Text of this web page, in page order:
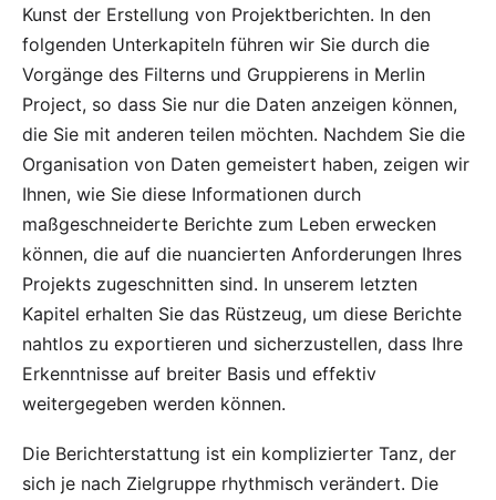
Kunst der Erstellung von Projektberichten. In den
folgenden Unterkapiteln führen wir Sie durch die
Vorgänge des Filterns und Gruppierens in Merlin
Project, so dass Sie nur die Daten anzeigen können,
die Sie mit anderen teilen möchten. Nachdem Sie die
Organisation von Daten gemeistert haben, zeigen wir
Ihnen, wie Sie diese Informationen durch
maßgeschneiderte Berichte zum Leben erwecken
können, die auf die nuancierten Anforderungen Ihres
Projekts zugeschnitten sind. In unserem letzten
Kapitel erhalten Sie das Rüstzeug, um diese Berichte
nahtlos zu exportieren und sicherzustellen, dass Ihre
Erkenntnisse auf breiter Basis und effektiv
weitergegeben werden können.
Die Berichterstattung ist ein komplizierter Tanz, der
sich je nach Zielgruppe rhythmisch verändert. Die